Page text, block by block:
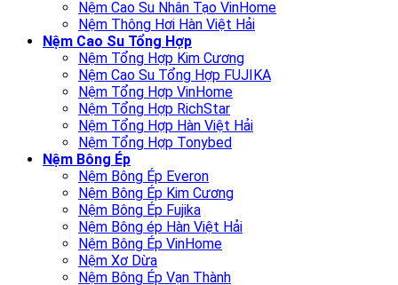
Nệm Cao Su Nhân Tạo VinHome
Nệm Thông Hơi Hàn Việt Hải
Nệm Cao Su Tổng Hợp
Nệm Tổng Hợp Kim Cương
Nệm Cao Su Tổng Hợp FUJIKA
Nệm Tổng Hợp VinHome
Nệm Tổng Hợp RichStar
Nệm Tổng Hợp Hàn Việt Hải
Nệm Tổng Hợp Tonybed
Nệm Bông Ép
Nệm Bông Ép Everon
Nệm Bông Ép Kim Cương
Nệm Bông Ép Fujika
Nệm Bông ép Hàn Việt Hải
Nệm Bông Ép VinHome
Nệm Xơ Dừa
Nệm Bông Ép Vạn Thành